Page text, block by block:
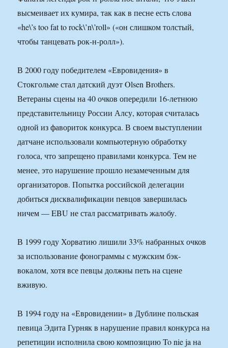
высмеивает их кумира, так как в песне есть слова
«he\’s too fat to rock\’n\’roll» («он слишком толстый,
чтобы танцевать рок-н-ролл»).
В 2000 году победителем «Евровидения» в
Стокгольме стал датский дуэт Olsen Brothers.
Ветераны сцены на 40 очков опередили 16-летнюю
представительницу России Алсу, которая считалась
одной из фавориток конкурса. В своем выступлении
датчане использовали компьютерную обработку
голоса, что запрещено правилами конкурса. Тем не
менее, это нарушение прошло незамеченным для
организаторов. Попытка российской делегации
добиться дисквалификации певцов завершилась
ничем — EBU не стал рассматривать жалобу.
В 1999 году Хорватию лишили 33% набранных очков
за использование фонограммы с мужским бэк-
вокалом, хотя все певцы должны петь на сцене
вживую.
В 1994 году на «Евровидении» в Дублине польская
певица Эдита Гурняк в нарушение правил конкурса на
репетиции исполнила свою композицию To nie ja на